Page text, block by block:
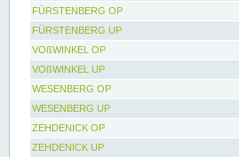
FÜRSTENBERG OP
FÜRSTENBERG UP
VOßWINKEL OP
VOßWINKEL UP
WESENBERG OP
WESENBERG UP
ZEHDENICK OP
ZEHDENICK UP